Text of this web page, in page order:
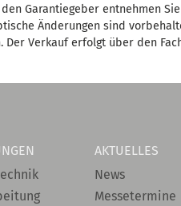
Garantiegeber entnehmen
Änderungen sind
Verkauf erfolgt über den
AKTUELLES
News
Messetermine